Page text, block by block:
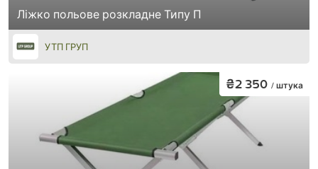
Ліжко польове розкладне Типу П
УТП ГРУП
₴2 350 / штука